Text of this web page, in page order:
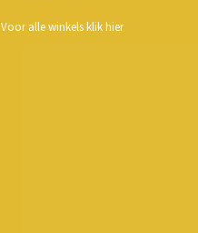
Voor alle winkels klik hier